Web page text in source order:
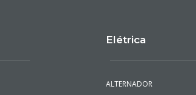
Elétrica
ALTERNADOR